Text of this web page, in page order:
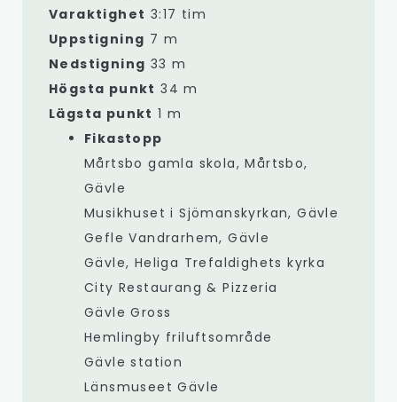
Varaktighet 3:17 tim
Uppstigning 7 m
Nedstigning 33 m
Högsta punkt 34 m
Lägsta punkt 1 m
Fikastopp
Mårtsbo gamla skola, Mårtsbo,
Gävle
Musikhuset i Sjömanskyrkan, Gävle
Gefle Vandrarhem, Gävle
Gävle, Heliga Trefaldighets kyrka
City Restaurang & Pizzeria
Gävle Gross
Hemlingby friluftsområde
Gävle station
Länsmuseet Gävle